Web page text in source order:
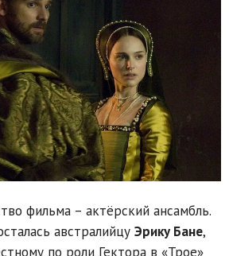
фильма – актёрский ансамбль.
австралийцу Эрику Бане,
по роли Гектора в «Трое»